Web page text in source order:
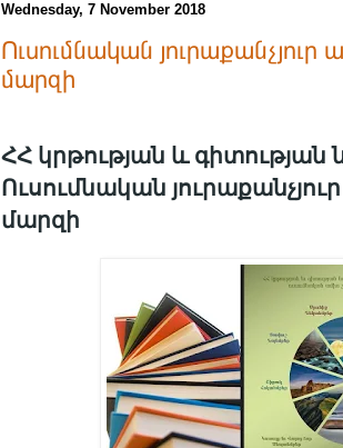
Wednesday, 7 November 2018
Ուսումնական յուրաքանչյուր
մարզի
ՀՀ կրթության և
Ուսումնական
մարզի